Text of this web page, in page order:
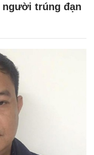
người trúng đạn